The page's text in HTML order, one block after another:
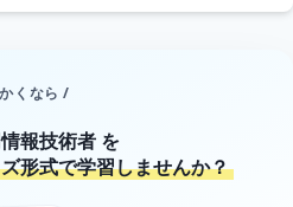
くなら /
報技術者 を
形式で学習しませんか？